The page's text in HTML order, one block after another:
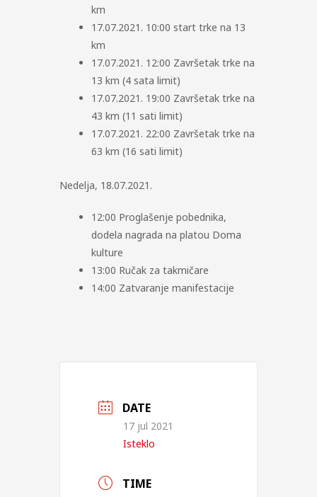
km
17.07.2021. 10:00 start trke na 13
km
17.07.2021. 12:00 Završetak trke na
13 km (4 sata limit)
17.07.2021. 19:00 Završetak trke na
43 km (11 sati limit)
17.07.2021. 22:00 Završetak trke na
63 km (16 sati limit)
Nedelja, 18.07.2021.
12:00 Proglašenje pobednika,
dodela nagrada na platou Doma
kulture
13:00 Ručak za takmičare
14:00 Zatvaranje manifestacije
DATE
17 jul 2021
Isteklo
TIME